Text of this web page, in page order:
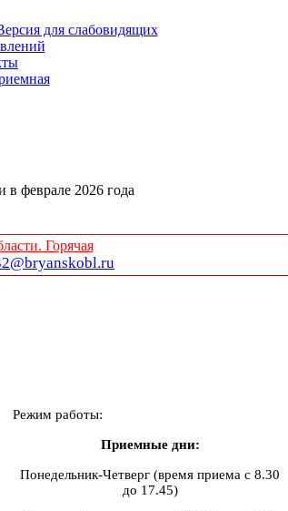
для слабовидящих
в феврале 2026 года
Горячая
Режим работы:
Приемные дни:
Понедельник-Четверг (время приема с 8.30
до 17.45)